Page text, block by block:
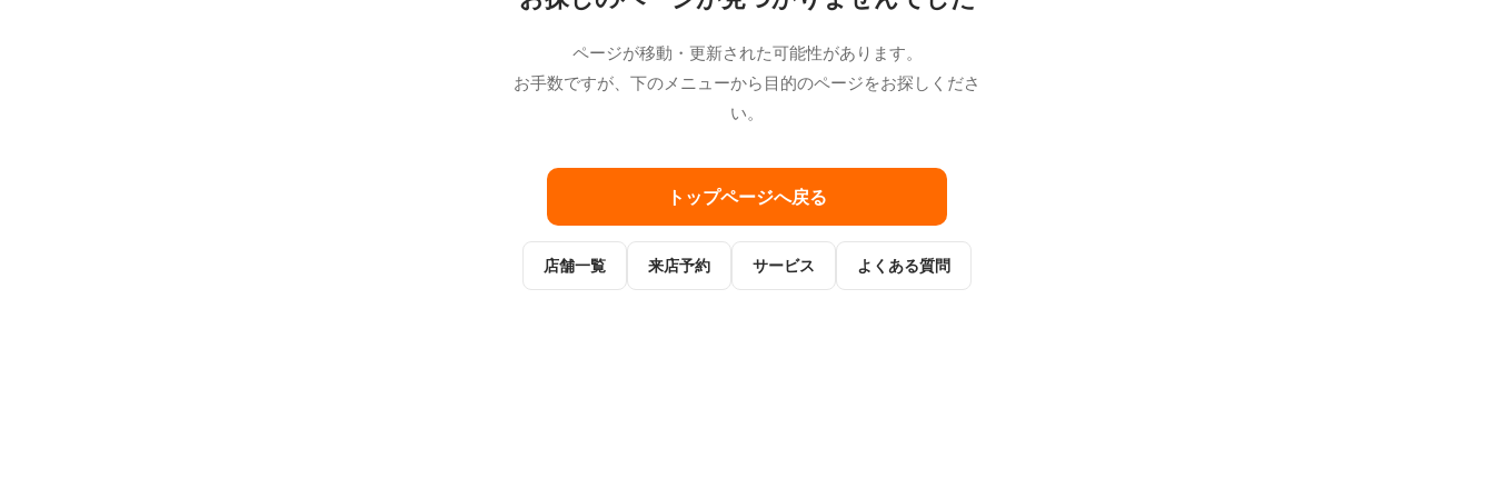
ページが移動・更新された可能性があります。
お手数ですが、下のメニューから目的のページをお探しくださ
い。
トップページへ戻る
店舗一覧 来店予約 サービス よくある質問